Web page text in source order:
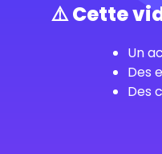
⚠️ Cette
Un
Des
Des